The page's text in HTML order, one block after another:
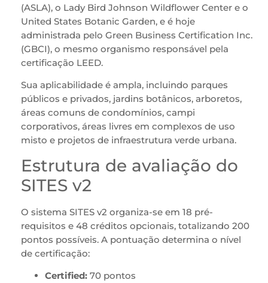
(ASLA), o Lady Bird Johnson Wildflower Center e o
United States Botanic Garden, e é hoje
administrada pelo Green Business Certification Inc.
(GBCI), o mesmo organismo responsável pela
certificação LEED.
Sua aplicabilidade é ampla, incluindo parques
públicos e privados, jardins botânicos, arboretos,
áreas comuns de condomínios, campi
corporativos, áreas livres em complexos de uso
misto e projetos de infraestrutura verde urbana.
Estrutura de avaliação do
SITES v2
O sistema SITES v2 organiza-se em 18 pré-
requisitos e 48 créditos opcionais, totalizando 200
pontos possíveis. A pontuação determina o nível
de certificação:
Certified: 70 pontos